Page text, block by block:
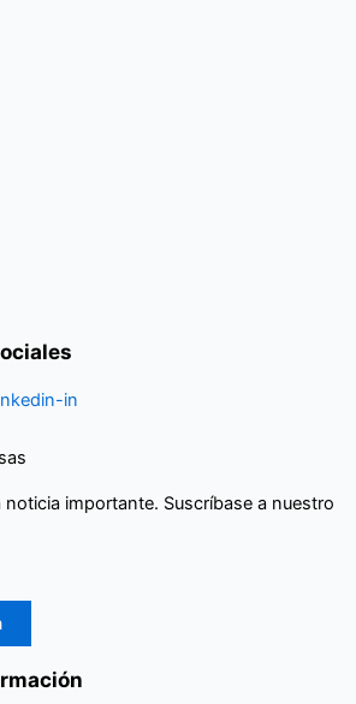
in
importante. Suscríbase a nuestro